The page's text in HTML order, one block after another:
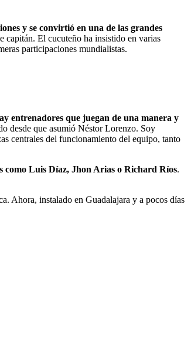
y se convirtió en una de las grandes
capitán. El cucuteño ha insistido en varias
participaciones mundialistas.
entrenadores que juegan de una manera y
desde que asumió Néstor Lorenzo. Soy
centrales del funcionamiento del equipo, tanto
como Luis Díaz, Jhon Arias o Richard Ríos.
Ahora, instalado en Guadalajara y a pocos días